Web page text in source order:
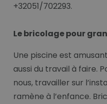
+32051/702293.
Le bricolage pour
Une piscine est
aussi du travail à faire.
nous, travailler sur
ramène à l’enfance.